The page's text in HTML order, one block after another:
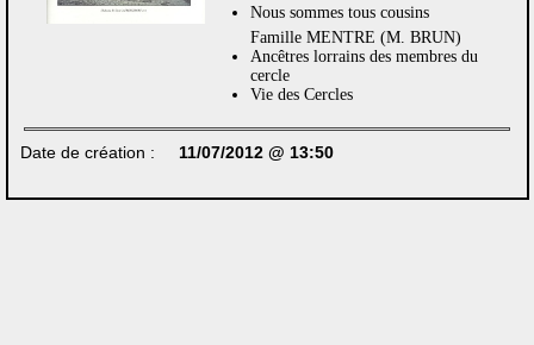
Nous sommes tous cousins 
Famille MENTRE (M. BRUN)
Ancêtres lorrains des membres du
cercle
Vie des Cercles
Date de création : 11/07/2012 @ 13:50